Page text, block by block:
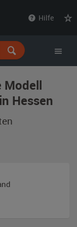
Hilfe
Modell
Hessen